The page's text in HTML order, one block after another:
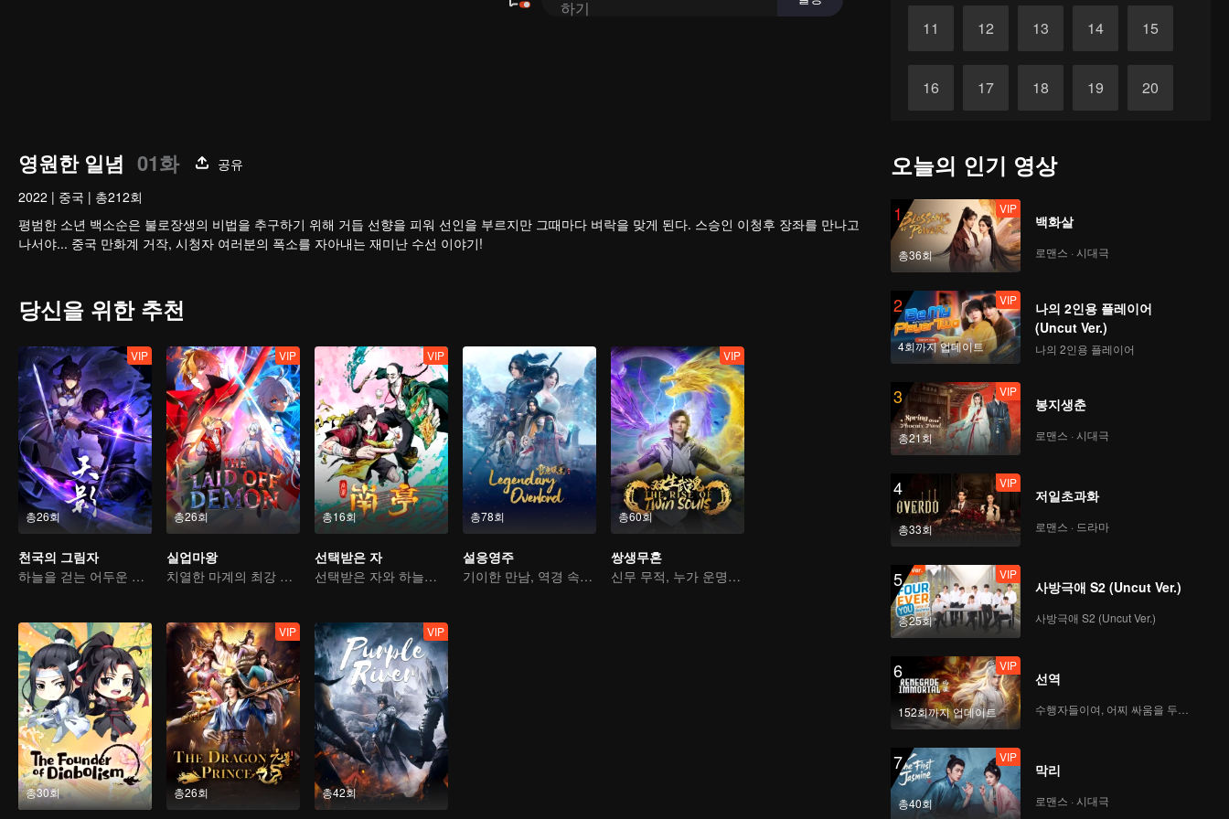
11 12 13 14 15
16 17 18 19 20
26 27
영원한 일념 01화
공유
2022 | 중국 | 총212회
평범한 소년 백소순은 불로장생의 비법을 추구하기 위해 거듭 선향을 피워 선인을 부르지만 그때마다 벼락을 맞게 된다. 스승인 이청후 장좌를 만나고
나서야... 중국 만화계 거작, 시청자 여러분의 폭소를 자아내는 재미난 수선 이야기!
당신을 위한 추천
총26회
VIP
천국의 그림자
하늘을 걷는 어두운 그림자, 혼을 불태워 마음을 지키다
총26회
VIP
실업마왕
치열한 마계의 최강 마왕
총16회
VIP
선택받은 자
선택받은 자와 하늘을 여는 자, 지금 싸운다
총78회
설응영주
기이한 만남, 역경 속에서 다시 살아난 소년
총60회
VIP
쌍생무혼
신무 무적, 누가 운명을 지배하나
총30회 총26회
VIP
총42회
VIP
오늘의 인기 영상
1
총36회
VIP
백화살
로맨스 · 시대극
2
4회까지 업데이트
VIP
나의 2인용 플레이어
(Uncut Ver.)
나의 2인용 플레이어
3
총21회
VIP
봉지생춘
로맨스 · 시대극
4
총33회
VIP
저일초과화
로맨스 · 드라마
5
총25회
VIP
사방극애 S2 (Uncut Ver.)
사방극애 S2 (Uncut Ver.)
6
152회까지 업데이트
VIP
선역
7
총40회
VIP
막리
로맨스 · 시대극